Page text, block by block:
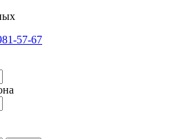
57-67